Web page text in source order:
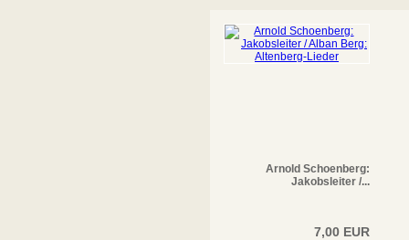
Arnold Schoenberg:
Jakobsleiter /...
7,00 EUR